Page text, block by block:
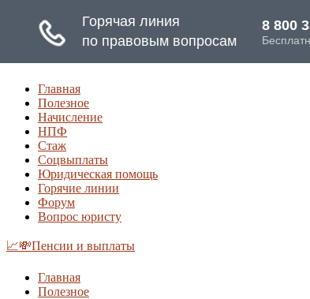
Главная
Полезное
Начисление
НПФ
Стаж
Соцвыплаты
Юридическая помощь
Горячие линии
Форум
Вопрос юристу
📈💸Пенсии и выплаты
Главная
Полезное